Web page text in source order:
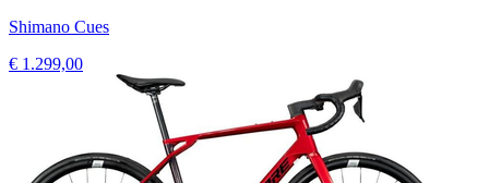
Shimano Cues
€ 1.299,00